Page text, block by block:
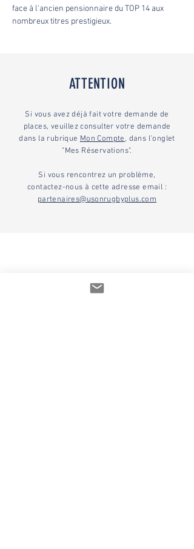
face à l'ancien pensionnaire du TOP 14 aux
nombreux titres prestigieux.
ATTENTION
Si vous avez déjà fait votre demande de
places, veuillez consulter votre demande
dans la rubrique Mon Compte, dans l'onglet
"Mes Réservations".
Si vous rencontrez un problème,
contactez-nous à cette adresse email :
partenaires@usonrugbyplus.com